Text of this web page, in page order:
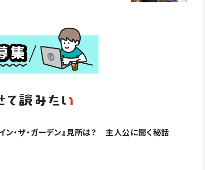
ン・ザ・ガーデン』見所は？ 主人公に聞く秘話